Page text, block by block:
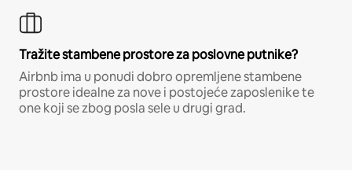
Tražite stambene prostore za poslovne putnike?
Airbnb ima u ponudi dobro opremljene stambene
prostore idealne za nove i postojeće zaposlenike te
one koji se zbog posla sele u drugi grad.